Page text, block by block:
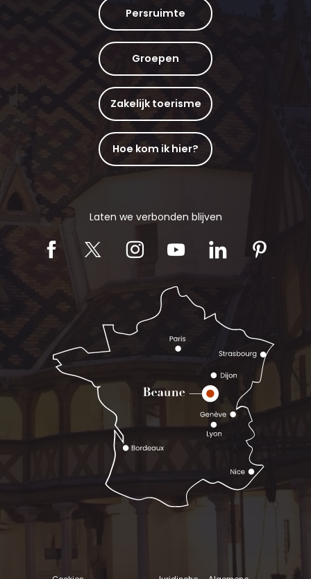
Persruimte
Groepen
Zakelijk toerisme
Hoe kom ik hier?
Laten we verbonden blijven